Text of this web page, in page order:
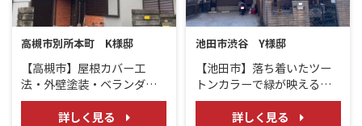
高槻市別所本町 K様邸
【高槻市】屋根カバー工
法・外壁塗装・ベランダ防
水工事/ アイジー工業スーパ
ーガルテクト
詳しく見る
池田市渋谷 Y様邸
【池田市】落ち着いたツー
トンカラーで緑が映える仕
上がりに♪/屋根重ね葺き・
外壁塗装リフォーム
詳しく見る